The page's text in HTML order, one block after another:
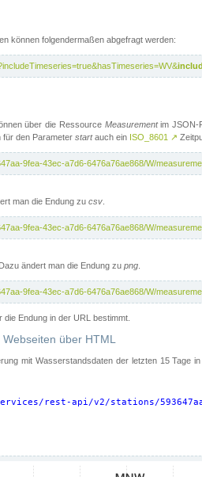
können folgendermaßen abgefragt werden:
über die Ressource Measurementim JSON-
für den Parameter startauch ein ISO_8601 ↗
9fea-43ec-a7d6-6476a76ae868/W/
man die Endung zu csv
9fea-43ec-a7d6-6476a76ae868/W/
ändert man die Endung zu png
9fea-43ec-a7d6-6476a76ae868/W/
Endung in der URL bestimmt.
über HTML
mit Wasserstandsdaten der letzten 15 Tage
rest-api/v2/stations/593647aa-